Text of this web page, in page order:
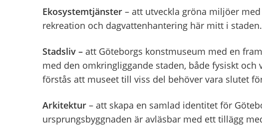
Ekosystemtjänster– att utveckla gröna miljöer
rekreation och dagvattenhantering här mitt i staden.
Stadsliv –att Göteborgs konstmuseum med en
med den omkringliggande staden, både fysiskt och
förstås att museet till viss del behöver vara slutet
Arkitektur– att skapa en samlad identitet för
ursprungsbyggnaden är avläsbar med ett tillägg